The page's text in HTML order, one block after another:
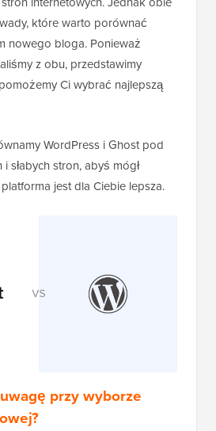
które warto porównać
nowego bloga. Ponieważ
z obu, przedstawimy
Ci wybrać najlepszą
WordPress i Ghost pod
słabych stron, abyś mógł
jest dla Ciebie lepsza.
przy wyborze